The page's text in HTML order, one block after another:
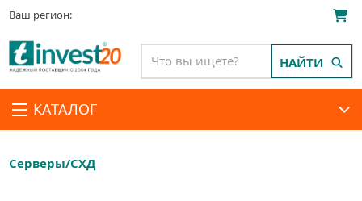
Ваш регион:
КАТАЛОГ
НАЙТИ
Серверы/СХД